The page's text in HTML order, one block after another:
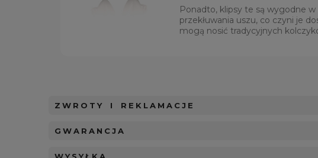
Ponadto, klipsy te są wygodne
przekłuwania uszu, co czyni je
mogą nosić tradycyjnych
ZWROTY I REKLAMACJE
GWARANCJA
WYSYŁKA